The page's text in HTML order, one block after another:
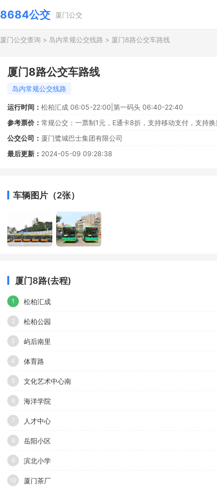
8684公交 厦门公交
厦门公交查询 > 岛内常规公交线路 > 厦门8路公交车路线
厦门8路公交车路线
岛内常规公交线路
运行时间： 松柏汇成 06:05-22:00|第一码头 06:40-22:40
参考票价： 常规公交：一票制1元，E通卡8折，支持移动支付，支持
公交公司： 厦门鹭城巴士集团有限公司
最后更新： 2024-05-09 09:28:38
车辆图片（2张）
厦门8路(去程)
1 松柏汇成
2 松柏公园
3 屿后南里
4 体育路
5 文化艺术中心南
6 海洋学院
7 人才中心
8 岳阳小区
9 滨北小学
10 厦门茶厂